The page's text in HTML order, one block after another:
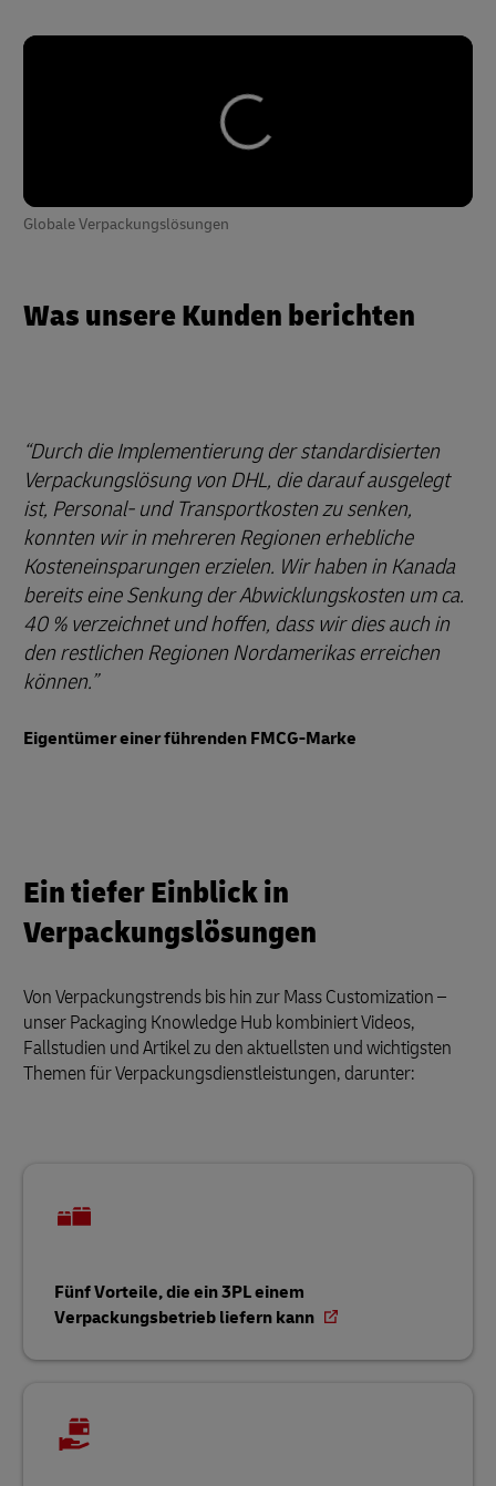
Globale Verpackungslösungen
Was unsere Kunden berichten
Durch die Implementierung der standardisierten
Verpackungslösung von DHL, die darauf ausgelegt
ist, Personal- und Transportkosten zu senken,
konnten wir in mehreren Regionen erhebliche
Kosteneinsparungen erzielen. Wir haben in Kanada
bereits eine Senkung der Abwicklungskosten um ca.
40 % verzeichnet und hoffen, dass wir dies auch in
den restlichen Regionen Nordamerikas erreichen
können.
Eigentümer einer führenden FMCG-Marke
Ein tiefer Einblick in
Verpackungslösungen
Von Verpackungstrends bis hin zur Mass Customization –
unser Packaging Knowledge Hub kombiniert Videos,
Fallstudien und Artikel zu den aktuellsten und wichtigsten
Themen für Verpackungsdienstleistungen, darunter:
Fünf Vorteile, die ein 3PL einem
Verpackungsbetrieb liefern kann